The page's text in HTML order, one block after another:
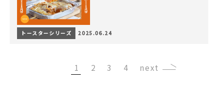
トースターシリーズ 2025.06.24
1 2 3 4 ›